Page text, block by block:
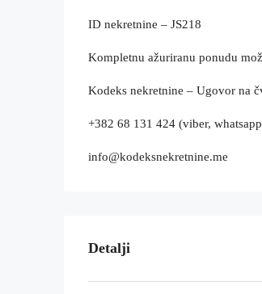
ID nekretnine – JS218
Kompletnu ažuriranu ponudu
Kodeks nekretnine – Ugovor na
+382 68 131 424 (viber,
info@kodeksnekretnine.me
Detalji